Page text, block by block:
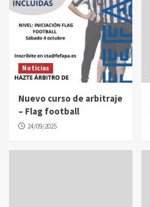
Noticias
Nuevo curso de arbitraje
– Flag football
24/09/2025